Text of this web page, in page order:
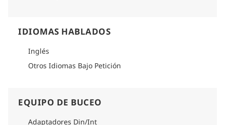
IDIOMAS HABLADOS
Inglés
Otros Idiomas Bajo Petición
EQUIPO DE BUCEO
Adaptadores Din/Int